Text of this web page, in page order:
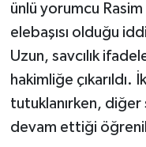
ünlü yorumcu
elebaşısı olduğu
Uzun, savcılık
hakimliğe çıkarıldı.
tutuklanırken,
devam ettiği